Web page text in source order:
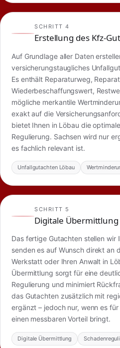
SCHRITT 4
Erstellung des Kfz-
Auf Grundlage aller Daten
versicherungstaugliches
Es enthält Reparaturweg,
Wiederbeschaffungswert,
mögliche merkantile
exakt auf die
bietet Ihnen in Löbau die
Regulierung. Sachsen wird nur
es fachlich relevant ist.
Unfallgutachten Löbau
SCHRITT 5
Digitale
Das fertige Gutachten stellen wir
senden es auf Wunsch direkt an
Werkstatt oder Ihren Anwalt in
Übermittlung sorgt für eine
Regulierung und minimiert
das Gutachten zusätzlich mit
ergänzt – jedoch nur, wenn es
einen messbaren Vorteil bringt.
Digitale Übermittlung